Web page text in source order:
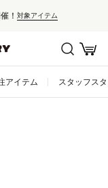
！ 対象アイテム
アイテム スタッフス